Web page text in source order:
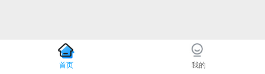
首页 我的